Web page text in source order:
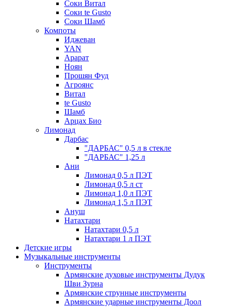
Соки Витал
Соки te Gusto
Соки Шамб
Компоты
Иджеван
YAN
Арарат
Ноян
Прошян Фуд
Агроянс
Витал
te Gusto
Шамб
Арцах Био
Лимонад
Дарбас
"ДАРБАС" 0,5 л в стекле
"ДАРБАС" 1,25 л
Ани
Лимонад 0,5 л ПЭТ
Лимонад 0,5 л ст
Лимонад 1,0 л ПЭТ
Лимонад 1,5 л ПЭТ
Ануш
Натахтари
Натахтари 0,5 л
Натахтари 1 л ПЭТ
Детские игры
Музыкальные инструменты
Инструменты
Армянские духовые инструменты Дудук
Шви Зурна
Армянские струнные инструменты
Армянские ударные инструменты Доол